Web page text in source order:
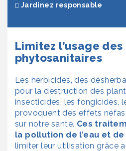
Jardinez responsable
Limitez l’usage
phytosanitaires
Les herbicides, des
pour la destruction des
insecticides, les fongicides,
provoquent des effets
sur notre santé. Ces
la pollution de l’eau et de
limiter leur utilisation grâce